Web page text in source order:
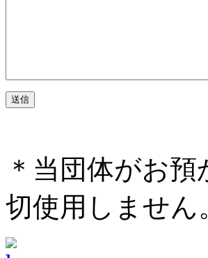
＊当団体がお
切使用しません